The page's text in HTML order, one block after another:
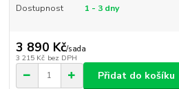
Dostupnost 1 - 3 dny
3 890 Kč/sada
3 215 Kč bez DPH
Přidat do košíku